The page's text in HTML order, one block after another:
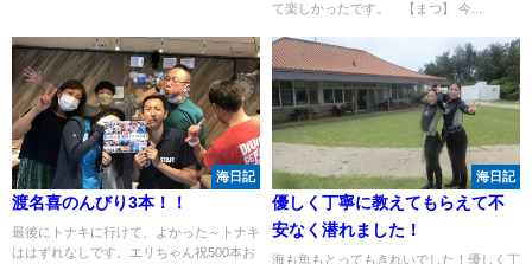
て楽しかったです。 【まつ】 今...
海日記
渡名喜のんびり3本！！
最後にトナキに行けて、よかった～トナキ
ははずれなしです。エリちゃん祝500本お
海日記
優しく丁寧に教えてもらえて不
安なく潜れました！
海も魚もとってもきれいでした！優しく丁